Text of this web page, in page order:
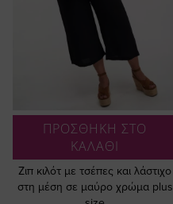
ΠΡΟΣΘΗΚΗ ΣΤΟ
ΚΑΛΑΘΙ
Ζιπ κιλότ με τσέπες και λάστιχο
στη μέση σε μαύρο χρώμα plus